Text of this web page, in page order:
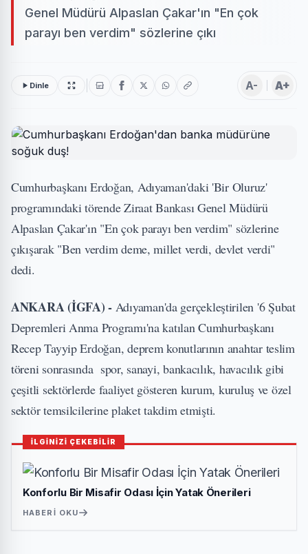
Genel Müdürü Alpaslan Çakar'ın "En çok
parayı ben verdim" sözlerine çıkı
Dinle A- A+
Cumhurbaşkanı Erdoğan, Adıyaman'daki 'Bir Oluruz'
programındaki törende Ziraat Bankası Genel Müdürü
Alpaslan Çakar'ın "En çok parayı ben verdim" sözlerine
çıkışarak "Ben verdim deme, millet verdi, devlet verdi"
dedi.
ANKARA (İGFA) - Adıyaman'da gerçekleştirilen '6 Şubat
Depremleri Anma Programı'na katılan Cumhurbaşkanı
Recep Tayyip Erdoğan, deprem konutlarının anahtar teslim
töreni sonrasında spor, sanayi, bankacılık, havacılık gibi
çeşitli sektörlerde faaliyet gösteren kurum, kuruluş ve özel
sektör temsilcilerine plaket takdim etmişti.
İLGİNİZİ ÇEKEBİLİR
Konforlu Bir Misafir Odası İçin Yatak Önerileri
HABERI OKU